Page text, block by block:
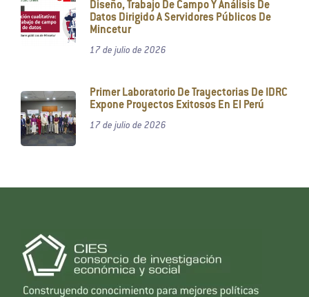
Diseño, Trabajo De Campo Y Análisis De
Datos Dirigido A Servidores Públicos De
Mincetur
17 de julio de 2026
Primer Laboratorio De Trayectorias De IDRC
Expone Proyectos Exitosos En El Perú
17 de julio de 2026